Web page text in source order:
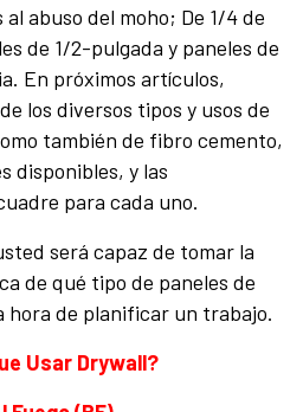
abuso del moho; De 1/4 de
de 1/2-pulgada y paneles de
En próximos artículos,
los diversos tipos y usos de
también de fibro cemento,
disponibles, y las
para cada uno.
será capaz de tomar la
de qué tipo de paneles de
hora de planificar un trabajo.
Usar Drywall?